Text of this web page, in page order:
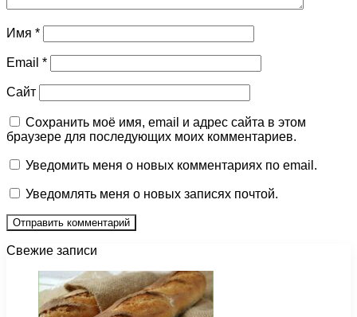
Имя *
Email *
Сайт
Сохранить моё имя, email и адрес сайта в этом
браузере для последующих моих комментариев.
Уведомить меня о новых комментариях по email.
Уведомлять меня о новых записях почтой.
Свежие записи